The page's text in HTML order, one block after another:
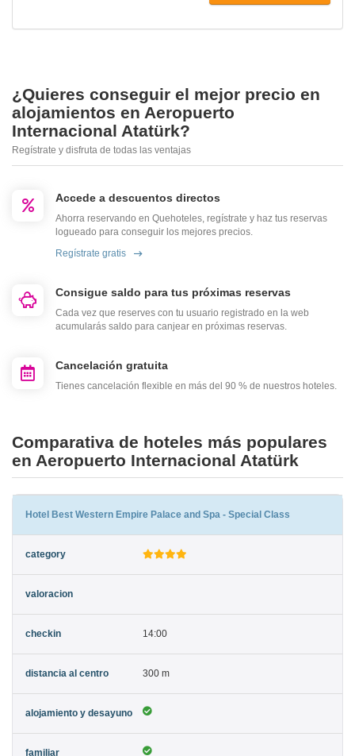
¿Quieres conseguir el mejor precio en
alojamientos en Aeropuerto
Internacional Atatürk?
Regístrate y disfruta de todas las ventajas
Accede a descuentos directos
Ahorra reservando en Quehoteles, regístrate y haz tus reservas
logueado para conseguir los mejores precios.
Regístrate gratis
Consigue saldo para tus próximas reservas
Cada vez que reserves con tu usuario registrado en la web
acumularás saldo para canjear en próximas reservas.
Cancelación gratuita
Tienes cancelación flexible en más del 90 % de nuestros hoteles.
Comparativa de hoteles más populares
en Aeropuerto Internacional Atatürk
Hotel Best Western Empire Palace and Spa - Special Class
14:00
300 m